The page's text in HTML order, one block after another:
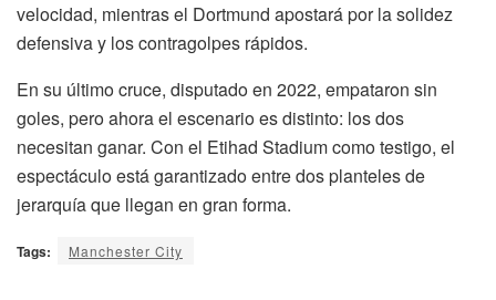
velocidad, mientras el Dortmund apostará por la solidez
defensiva y los contragolpes rápidos.
En su último cruce, disputado en 2022, empataron sin
goles, pero ahora el escenario es distinto: los dos
necesitan ganar. Con el Etihad Stadium como testigo, el
espectáculo está garantizado entre dos planteles de
jerarquía que llegan en gran forma.
Tags: Manchester City